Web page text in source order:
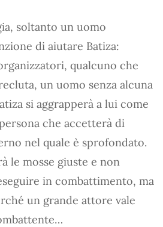
soltanto un uomo
di aiutare Batiza:
qualcuno che
un uomo senza alcuna
si aggrapperà a lui come
che accetterà di
nel quale è sprofondato.
le mosse giuste e non
in combattimento, ma
un grande attore vale